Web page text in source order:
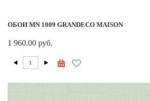
ОБОИ MN 1009 GRANDECO MAISON
1 960.00 руб.